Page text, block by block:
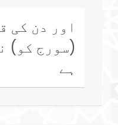
اور دن کی
(سورج کو)
ہے